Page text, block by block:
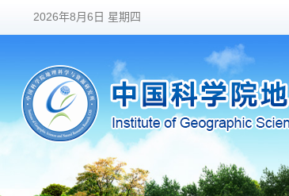
2026年8月6日 星期四